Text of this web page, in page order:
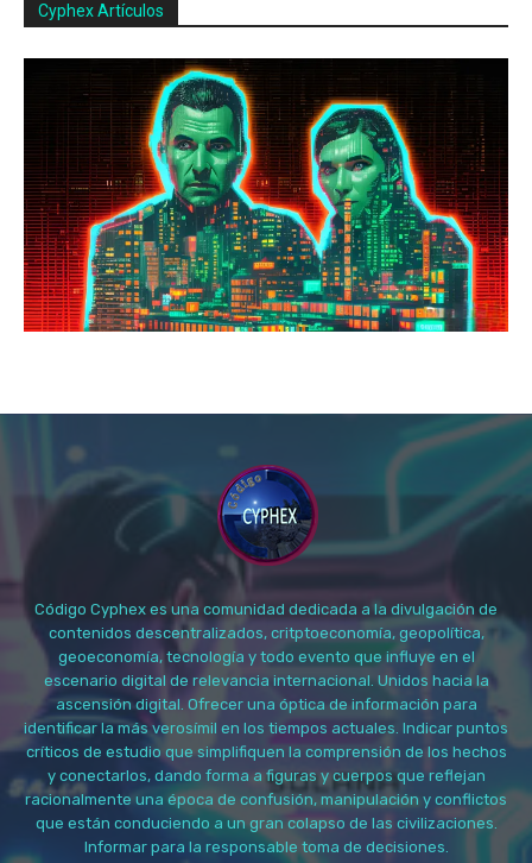
Cyphex Artículos
Código Cyphex es una comunidad dedicada a la divulgación de
contenidos descentralizados, critptoeconomía, geopolítica,
geoeconomía, tecnología y todo evento que influye en el
escenario digital de relevancia internacional. Unidos hacia la
ascensión digital. Ofrecer una óptica de información para
identificar la más verosímil en los tiempos actuales. Indicar puntos
críticos de estudio que simplifiquen la comprensión de los hechos
y conectarlos, dando forma a figuras y cuerpos que reflejan
racionalmente una época de confusión, manipulación y conflictos
que están conduciendo a un gran colapso de las civilizaciones.
Informar para la responsable toma de decisiones.